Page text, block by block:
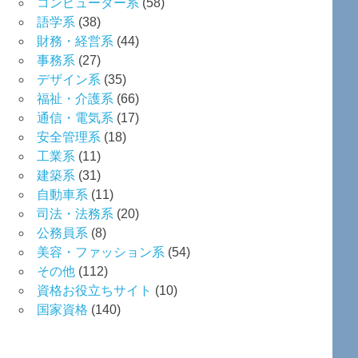
コンピューター系 (58)
語学系 (38)
財務・経営系 (44)
事務系 (27)
デザイン系 (35)
福祉・介護系 (66)
通信・電気系 (17)
安全管理系 (18)
工業系 (11)
建築系 (31)
自動車系 (11)
司法・法務系 (20)
公務員系 (8)
美容・ファッション系 (54)
その他 (112)
資格お役立ちサイト (10)
国家資格 (140)